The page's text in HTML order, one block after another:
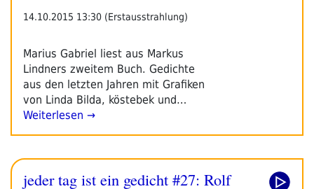
14.10.2015 13:30 (Erstausstrahlung)
Marius Gabriel liest aus Markus
Lindners zweitem Buch. Gedichte
aus den letzten Jahren mit Grafiken
von Linda Bilda, köstebek und…
Weiterlesen →
jeder tag ist ein gedicht #27: Rolf